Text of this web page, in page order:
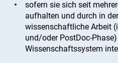
sofern sie sich seit
aufhalten und durch in
wissenschaftliche Arbeit
und/oder PostDoc-
Wissenschaftssystem